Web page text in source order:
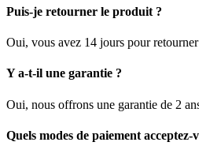
Puis-je retourner le produit ?
Oui, vous avez 14 jours pour
Y a-t-il une garantie ?
Oui, nous offrons une garantie de 2
Quels modes de paiement acceptez-